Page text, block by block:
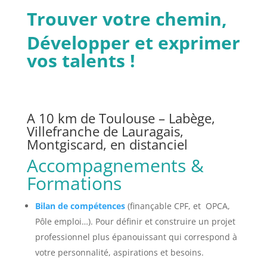
Trouver votre chemin,
Développer et exprimer
vos talents !
A 10 km de Toulouse – Labège,
Villefranche de Lauragais,
Montgiscard, en distanciel
Accompagnements &
Formations
Bilan de compétences(finançable CPF, et OPCA,
Pôle emploi…). Pour définir et construire un projet
professionnel plus épanouissant qui correspond à
votre personnalité, aspirations et besoins.